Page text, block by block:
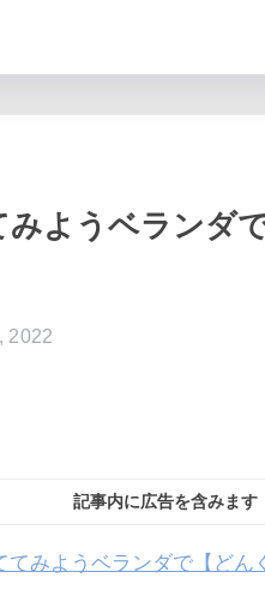
みようベランダ
2022
記事内に広告を含みます
てみようベランダで【どん